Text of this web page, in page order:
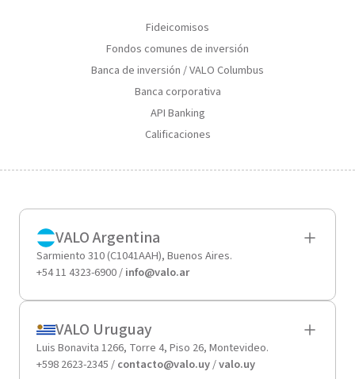
Fideicomisos
Fondos comunes de inversión
Banca de inversión / VALO Columbus
Banca corporativa
API Banking
Calificaciones
VALO Argentina
Sarmiento 310 (C1041AAH), Buenos Aires.
+54 11 4323-6900 /info@valo.ar
VALO Uruguay
Luis Bonavita 1266, Torre 4, Piso 26, Montevideo.
+598 2623-2345 /contacto@valo.uy/valo.uy